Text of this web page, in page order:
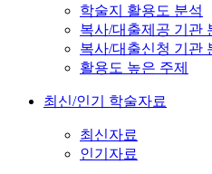
학술지 활용도 분석
복사/대출제공 기관
복사/대출신청 기관
활용도 높은 주제
최신/인기 학술자료
최신자료
인기자료